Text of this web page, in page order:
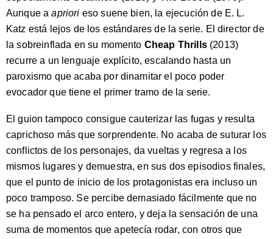
Aunque aapriori eso suene bien, la ejecución de E. L.
Katz está lejos de los estándares de la serie. El director de
la sobreinflada en su momento Cheap Thrills(2013)
recurre a un lenguaje explícito, escalando hasta un
paroxismo que acaba por dinamitar el poco poder
evocador que tiene el primer tramo de la serie.
El guion tampoco consigue cauterizar las fugas y resulta
caprichoso más que sorprendente. No acaba de suturar los
conflictos de los personajes, da vueltas y regresa a los
mismos lugares y demuestra, en sus dos episodios finales,
que el punto de inicio de los protagonistas era incluso un
poco tramposo. Se percibe demasiado fácilmente que no
se ha pensado el arco entero, y deja la sensación de una
suma de momentos que apetecía rodar, con otros que